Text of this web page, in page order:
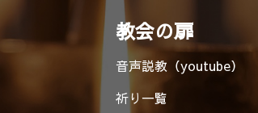
教会の扉
音声説教（youtube）
祈り一覧